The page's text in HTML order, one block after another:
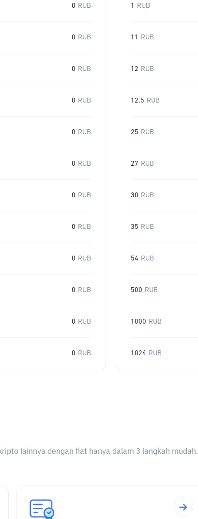
0 RUB
0 RUB
0 RUB
0 RUB
0 RUB
0 RUB
0 RUB
0 RUB
0 RUB
0 RUB
0 RUB
0 RUB
1 RUB
11 RUB
12 RUB
12.5 RUB
25 RUB
27 RUB
30 RUB
35 RUB
54 RUB
500 RUB
1000 RUB
1024 RUB
lainnya dengan fiat hanya dalam 3 langkah mudah.